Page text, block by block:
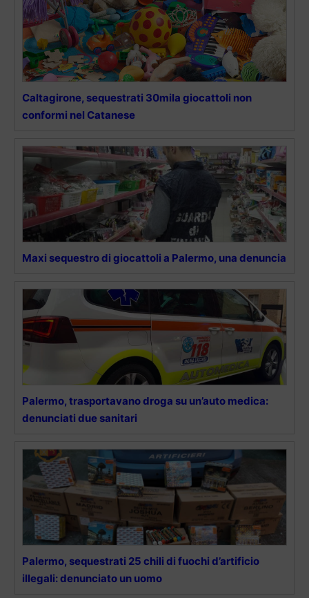
Caltagirone, sequestrati 30mila giocattoli non
conformi nel Catanese
Maxi sequestro di giocattoli a Palermo, una denuncia
Palermo, trasportavano droga su un’auto medica:
denunciati due sanitari
Palermo, sequestrati 25 chili di fuochi d’artificio
illegali: denunciato un uomo